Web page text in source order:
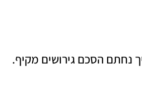
נחתם הסכם גירושים מקיף.